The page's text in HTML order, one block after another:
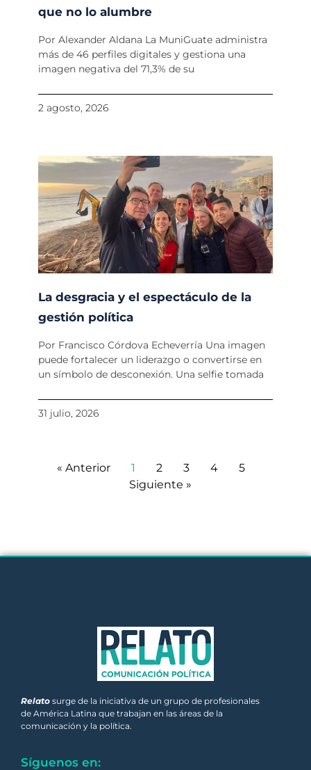
que no lo alumbre
Por Alexander Aldana La MuniGuate administra
más de 46 perfiles digitales y gestiona una
imagen negativa del 71,3% de su
2 agosto, 2026
La desgracia y el espectáculo de la
gestión política
Por Francisco Córdova Echeverría Una imagen
puede fortalecer un liderazgo o convertirse en
un símbolo de desconexión. Una selfie tomada
31 julio, 2026
« Anterior 1 2 3 4
5
Siguiente »
Relato surge de la iniciativa de un grupo de profesionales
de América Latina que trabajan en las áreas de la
comunicación y la política.
Síguenos en: